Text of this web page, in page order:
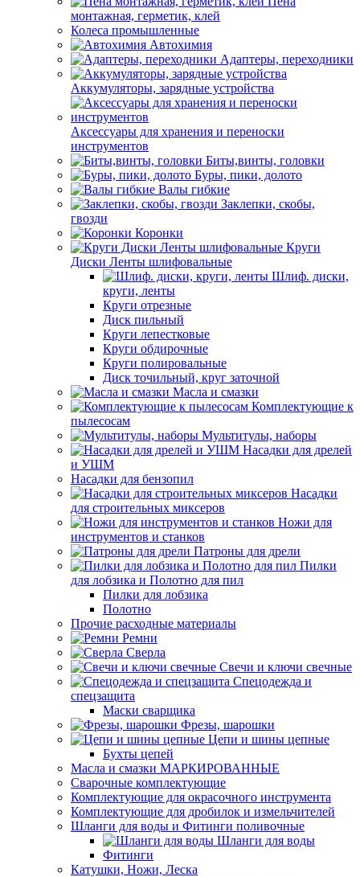
монтажная, герметик, клей
Колеса промышленные
Автохимия
Адаптеры, переходники
Аккумуляторы, зарядные устройства
Аксессуары для хранения и переноски
инструментов
Биты,винты, головки
Буры, пики, долото
Валы гибкие
Заклепки, скобы,
гвозди
Коронки
Круги
Диски Ленты шлифовальные
Шлиф. диски,
круги, ленты
Круги отрезные
Диск пильный
Круги лепестковые
Круги обдирочные
Круги полировальные
Диск точильный, круг заточной
Масла и смазки
Комплектующие к
пылесосам
Мультитулы, наборы
Насадки для дрелей
и УШМ
Насадки для бензопил
Насадки
для строительных миксеров
Ножи для
инструментов и станков
Патроны для дрели
Пилки
для лобзика и Полотно для пил
Пилки для лобзика
Полотно
Прочие расходные материалы
Ремни
Сверла
Свечи и ключи свечные
Спецодежда и
спецзащита
Маски сварщика
Фрезы, шарошки
Цепи и шины цепные
Бухты цепей
Масла и смазки МАРКИРОВАННЫЕ
Сварочные комплектующие
Комплектующие для окрасочного инструмента
Комплектующие для дробилок и измельчителей
Шланги для воды и Фитинги поливочные
Шланги для воды
Фитинги
Катушки, Ножи, Леска